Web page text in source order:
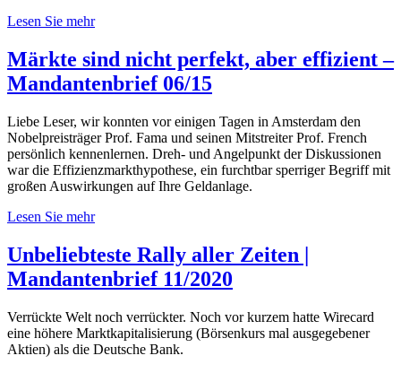
Lesen Sie mehr
Märkte sind nicht perfekt, aber effizient –
Mandantenbrief 06/15
Liebe Leser, wir konnten vor einigen Tagen in Amsterdam den
Nobelpreisträger Prof. Fama und seinen Mitstreiter Prof. French
persönlich kennenlernen. Dreh- und Angelpunkt der Diskussionen
war die Effizienzmarkthypothese, ein furchtbar sperriger Begriff mit
großen Auswirkungen auf Ihre Geldanlage.
Lesen Sie mehr
Unbeliebteste Rally aller Zeiten |
Mandantenbrief 11/2020
Verrückte Welt noch verrückter. Noch vor kurzem hatte Wirecard
eine höhere Marktkapitalisierung (Börsenkurs mal ausgegebener
Aktien) als die Deutsche Bank.